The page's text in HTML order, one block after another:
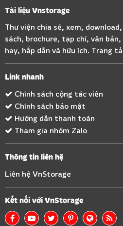
Tài liệu Vnstorage
Thư viện chia sẻ, xem,
sách, brochure, tạp chí, văn
hay, hấp dẫn và hữu ích. Trang
Link nhanh
Chính sách cộng tác viên
Chính sách bảo mật
Hướng dẫn thanh toán
Tham gia nhóm Zalo
Thông tin liên hệ
Liên hệ VnStorage
Kết nối với VnStorage